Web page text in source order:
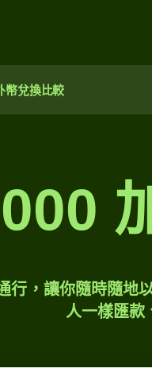
幣兌換比較
行，讓你隨時隨地
人一樣匯款